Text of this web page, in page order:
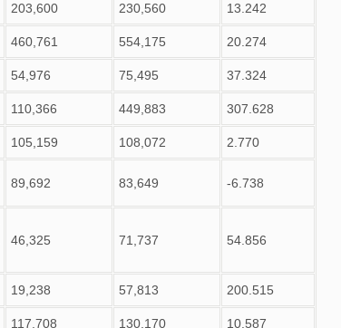
203,600 230,560 13.242
460,761 554,175 20.274
54,976 75,495 37.324
110,366 449,883 307.628
105,159 108,072 2.770
89,692 83,649 -6.738
46,325 71,737 54.856
19,238 57,813 200.515
117,708 130,170 10.587